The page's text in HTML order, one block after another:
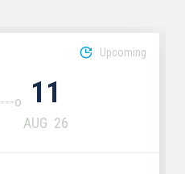
11
AUG 26
Upcoming